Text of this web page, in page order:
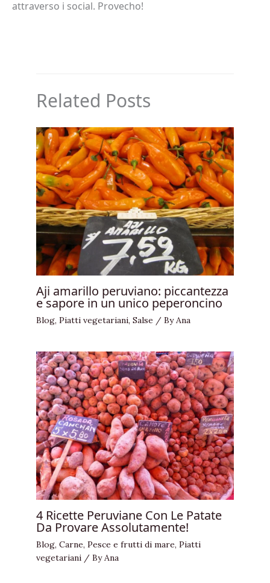
attraverso i social. Provecho!
Related Posts
Aji amarillo peruviano: piccantezza
e sapore in un unico peperoncino
Blog, Piatti vegetariani, Salse / ByAna
4 Ricette Peruviane Con Le Patate
Da Provare Assolutamente!
Blog, Carne, Pesce e frutti di mare, Piatti
vegetariani / ByAna